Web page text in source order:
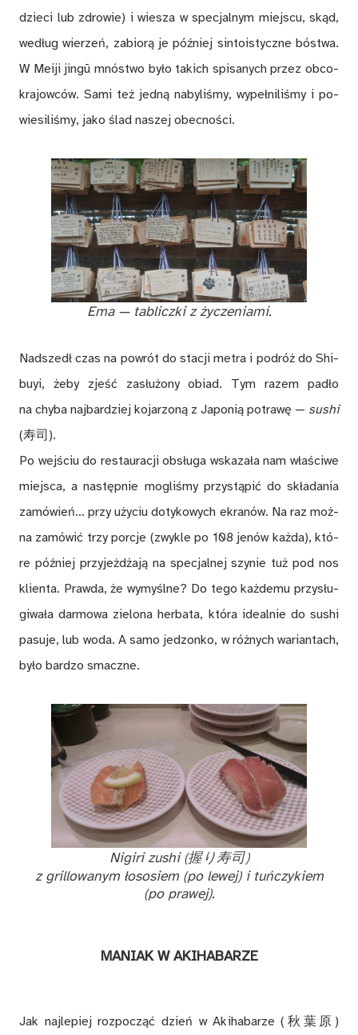
dzie­ci lub zdro­wie) i wie­sza w spe­cjal­nym miej­scu, skąd,
we­dług wie­rzeń, za­bio­rą je póź­niej sin­to­istycz­ne bó­stwa.
W Me­iji jin­gū mnó­stwo by­ło ta­kich spi­sa­nych przez ob­co­
kra­jow­ców. Sami też jed­ną na­by­li­śmy, wy­peł­ni­li­śmy i po­
wie­si­li­śmy, jako ślad na­szej obec­ności.
Ema— ta­blicz­ki z ży­cze­nia­mi.
Nad­szedł czas na po­wrót do sta­cji me­tra i po­dróż do Shi­
buyi, że­by zjeść za­słu­żo­ny obiad. Tym ra­zem pa­dło
na chy­ba naj­bar­dziej ko­ja­rzo­ną z Ja­po­nią po­tra­wę — su­shi
(寿司).
Po wej­ściu do re­stau­ra­cji ob­słu­ga wska­za­ła nam wła­ści­we
miej­sca, a na­stęp­nie mo­gli­śmy przy­stą­pić do skła­da­nia
za­mó­wień… przy uży­ciu do­ty­ko­wych ekra­nów. Na raz moż­
na za­mó­wić trzy por­cje (zwy­kle po 108 je­nów każ­da), któ­
re póź­niej przy­jeż­dża­ją na spe­cjal­nej szy­nie tuż pod nos
klien­ta. Praw­da, że wy­myśl­ne? Do tego każ­de­mu przy­słu­
gi­wa­ła dar­mo­wa zie­lo­na her­ba­ta, któ­ra ide­al­nie do su­shi
pa­su­je, lub woda. A samo je­dzon­ko, w róż­nych wa­rian­tach,
by­ło bar­dzo smacz­ne.
Ni­gi­ri zu­shi(握り寿司)
z gril­lo­wa­nym ło­so­siem (po le­wej) i tuń­czy­kiem
(po pra­wej).
MA­NIAK W AKI­HA­BA­RZE
Jak naj­le­piej roz­po­cząć dzień w Aki­ha­ba­rze (秋葉原)